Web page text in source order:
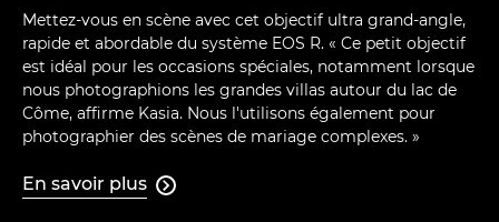
Mettez-vous en scène avec cet objectif ultra grand-angle,
rapide et abordable du système EOS R. « Ce petit objectif
est idéal pour les occasions spéciales, notamment lorsque
nous photographions les grandes villas autour du lac de
Côme, affirme Kasia. Nous l'utilisons également pour
photographier des scènes de mariage complexes. »
En savoir plus 